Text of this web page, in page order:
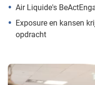
Air Liquide's
Exposure en kansen
opdracht